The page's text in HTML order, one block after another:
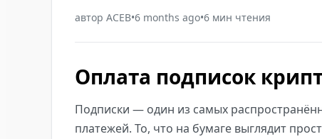
автор ACEB•6 months ago•6 мин чтения
Оплата подписок
Подписки — один из самых
платежей. То, что на бумаге выглядит